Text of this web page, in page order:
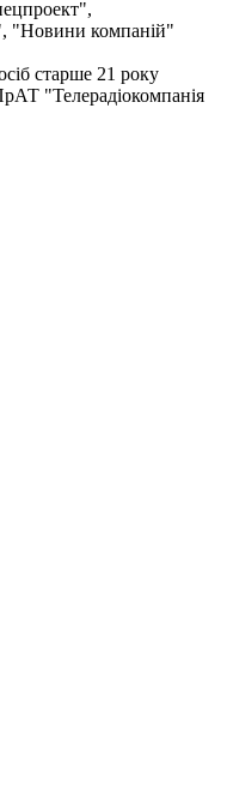
"Новини компаній"
старше 21 року
"Телерадіокомпанія